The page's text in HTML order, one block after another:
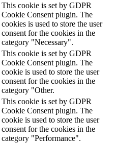
This cookie is set by GDPR
Cookie Consent plugin. The
cookies is used to store the user
consent for the cookies in the
category "Necessary".
This cookie is set by GDPR
Cookie Consent plugin. The
cookie is used to store the user
consent for the cookies in the
category "Other.
This cookie is set by GDPR
Cookie Consent plugin. The
cookie is used to store the user
consent for the cookies in the
category "Performance".